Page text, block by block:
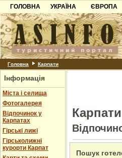
ГОЛОВНА
УКРАЇНА
Карпати
Азов
Причорноморря
Шацьк
ЄВРОПА
Хорватія
Болгарія
Головна Карпати
Інформація
Міста і селища
Фотогалерея
Відпочинок у
Карпатах
Гірські лижі
Гірськолижні
курорти Карпат
Карпати
Пошук